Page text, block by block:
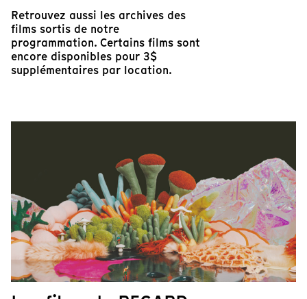
Retrouvez aussi les archives des
films sortis de notre
programmation. Certains films sont
encore disponibles pour 3$
supplémentaires par location.